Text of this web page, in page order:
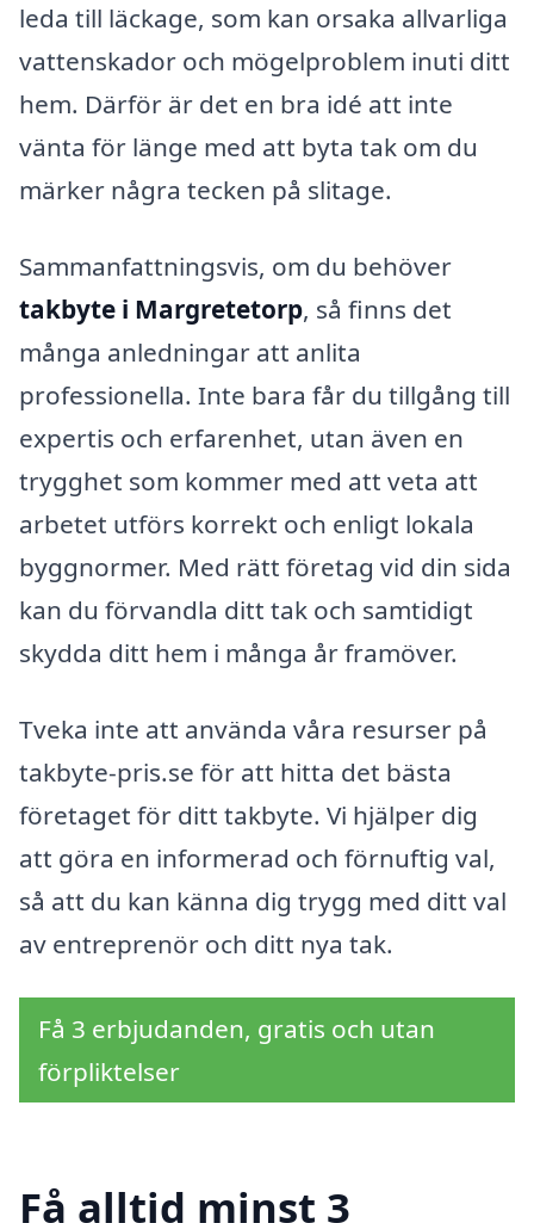
leda till läckage, som kan orsaka allvarliga
vattenskador och mögelproblem inuti ditt
hem. Därför är det en bra idé att inte
vänta för länge med att byta tak om du
märker några tecken på slitage.
Sammanfattningsvis, om du behöver
takbyte i Margretetorp, så finns det
många anledningar att anlita
professionella. Inte bara får du tillgång till
expertis och erfarenhet, utan även en
trygghet som kommer med att veta att
arbetet utförs korrekt och enligt lokala
byggnormer. Med rätt företag vid din sida
kan du förvandla ditt tak och samtidigt
skydda ditt hem i många år framöver.
Tveka inte att använda våra resurser på
takbyte-pris.se för att hitta det bästa
företaget för ditt takbyte. Vi hjälper dig
att göra en informerad och förnuftig val,
så att du kan känna dig trygg med ditt val
av entreprenör och ditt nya tak.
Få 3 erbjudanden, gratis och utan
förpliktelser
Få alltid minst 3